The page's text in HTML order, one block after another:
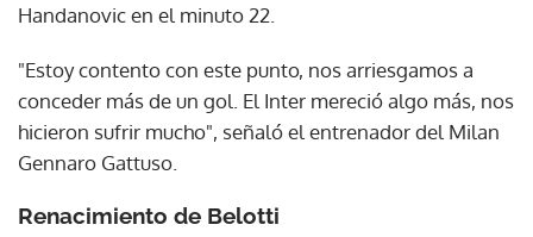
Handanovic en el minuto 22.
"Estoy contento con este punto, nos arriesgamos a
conceder más de un gol. El Inter mereció algo más, nos
hicieron sufrir mucho", señaló el entrenador del Milan
Gennaro Gattuso.
Renacimiento de Belotti